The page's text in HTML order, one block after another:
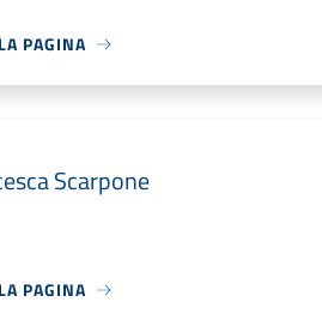
PAGINA
Scarpone
PAGINA